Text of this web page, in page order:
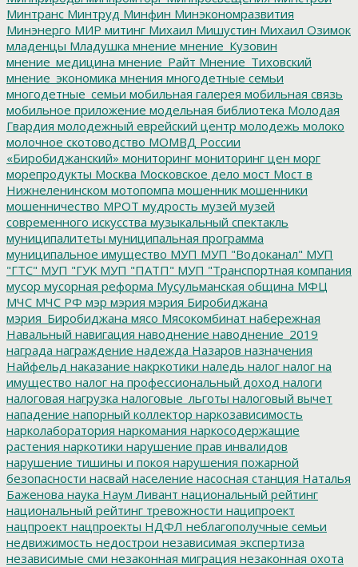
Минтранс Минтруд Минфин Минэкономразвития
Минэнерго МИР митинг Михаил Мишустин Михаил Озимок
младенцы Младушка мнение мнение_Кузовин
мнение_медицина мнение_Райт Мнение_Тиховский
мнение_экономика мнения многодетные семьи
многодетные_семьи мобильная галерея мобильная связь
мобильное приложение модельная библиотека Молодая
Гвардия молодежный еврейский центр молодежь молоко
молочное скотоводство МОМВД России
«Биробиджанский» мониторинг мониторинг цен морг
морепродукты Москва Московское дело мост Мост в
Нижнеленинском мотопомпа мошенник мошенники
мошенничество МРОТ мудрость музей музей
современного искусства музыкальный спектакль
муниципалитеты муниципальная программа
муниципальное имущество МУП МУП "Водоканал" МУП
"ГТС" МУП "ГУК МУП "ПАТП" МУП "Транспортная компания
мусор мусорная реформа Мусульманская община МФЦ
МЧС МЧС РФ мэр мэрия мэрия Биробиджана
мэрия_Биробиджана мясо Мясокомбинат набережная
Навальный навигация наводнение наводнение_2019
награда награждение надежда Назаров назначения
Найфельд наказание накркотики наледь налог налог на
имущество налог на профессиональный доход налоги
налоговая нагрузка налоговые_льготы налоговый вычет
нападение напорный коллектор наркозависимость
нарколаборатория наркомания наркосодержащие
растения наркотики нарушение прав инвалидов
нарушение тишины и покоя нарушения пожарной
безопасности насвай население насосная станция Наталья
Баженова наука Наум Ливант национальный рейтинг
национальный рейтинг тревожности наципроект
нацпроект нацпроекты НДФЛ неблагополучные семьи
недвижимость недострои независимая экспертиза
независимые сми незаконная миграция незаконная охота